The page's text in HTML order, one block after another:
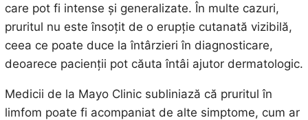
care pot fi intense și generalizate. În multe cazuri,
pruritul nu este însoțit de o erupție cutanată vizibilă,
ceea ce poate duce la întârzieri în diagnosticare,
deoarece pacienții pot căuta întâi ajutor dermatologic.
Medicii de la Mayo Clinic subliniază că pruritul în
limfom poate fi acompaniat de alte simptome, cum ar